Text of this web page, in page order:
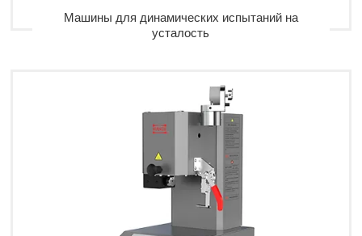
Машины для динамических испытаний на
усталость